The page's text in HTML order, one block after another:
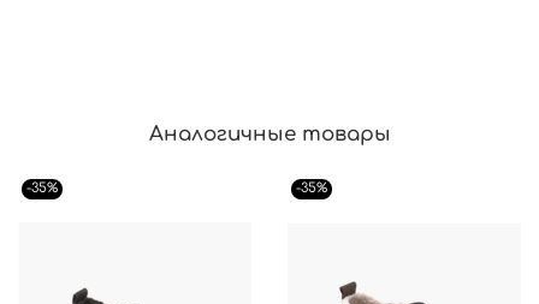
Аналогичные товары
-35% -35%